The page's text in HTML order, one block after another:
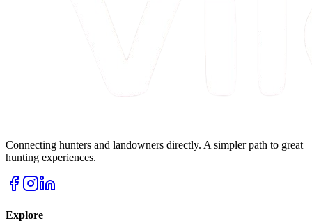
Connecting hunters and landowners directly. A simpler path to great
hunting experiences.
Explore